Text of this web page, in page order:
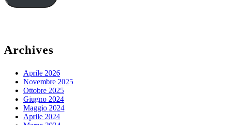
Archives
Aprile 2026
Novembre 2025
Ottobre 2025
Giugno 2024
Maggio 2024
Aprile 2024